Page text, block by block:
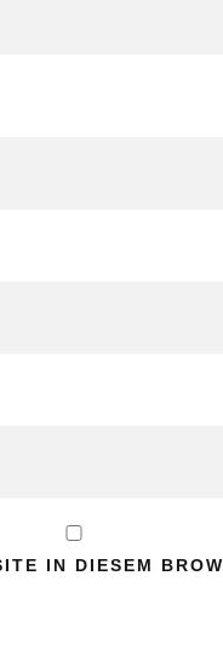
IN DIESEM